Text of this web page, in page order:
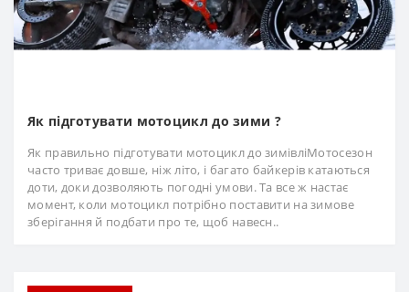
Як підготувати мотоцикл до зими ?
Як правильно підготувати мотоцикл до зимівліМотосезон
часто триває довше, ніж літо, і багато байкерів катаються
доти, доки дозволяють погодні умови. Та все ж настає
момент, коли мотоцикл потрібно поставити на зимове
зберігання й подбати про те, щоб навесн..